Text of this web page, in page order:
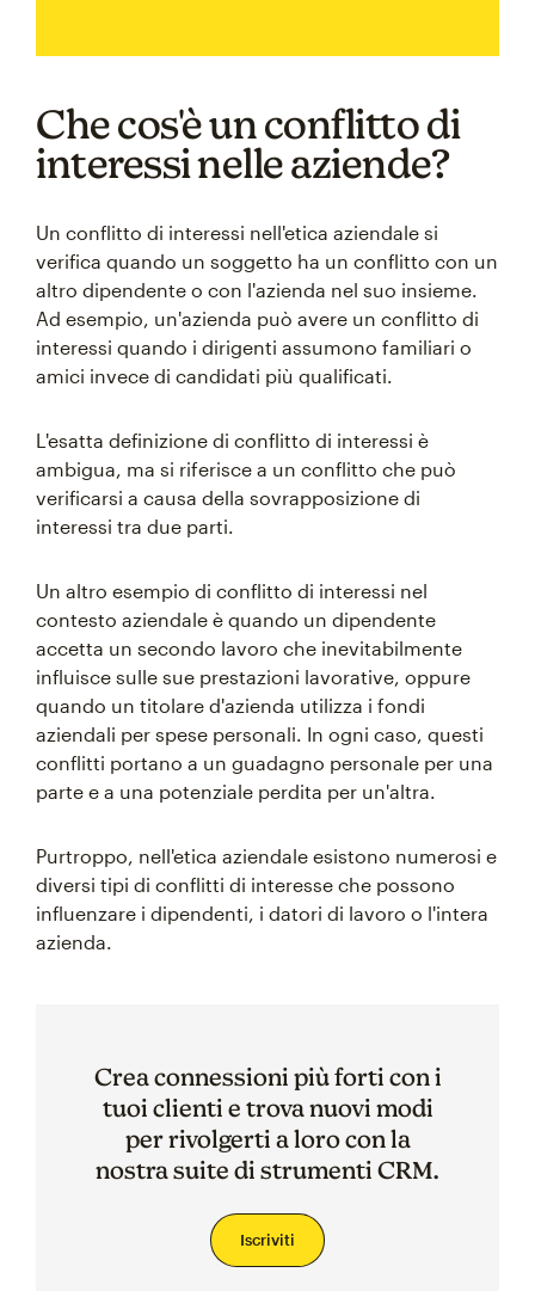
Che cos'è un conflitto di
interessi nelle aziende?
Un conflitto di interessi nell'etica aziendale si
verifica quando un soggetto ha un conflitto con un
altro dipendente o con l'azienda nel suo insieme.
Ad esempio, un'azienda può avere un conflitto di
interessi quando i dirigenti assumono familiari o
amici invece di candidati più qualificati.
L'esatta definizione di conflitto di interessi è
ambigua, ma si riferisce a un conflitto che può
verificarsi a causa della sovrapposizione di
interessi tra due parti.
Un altro esempio di conflitto di interessi nel
contesto aziendale è quando un dipendente
accetta un secondo lavoro che inevitabilmente
influisce sulle sue prestazioni lavorative, oppure
quando un titolare d'azienda utilizza i fondi
aziendali per spese personali. In ogni caso, questi
conflitti portano a un guadagno personale per una
parte e a una potenziale perdita per un'altra.
Purtroppo, nell'etica aziendale esistono numerosi e
diversi tipi di conflitti di interesse che possono
influenzare i dipendenti, i datori di lavoro o l'intera
azienda.
Crea connessioni più forti con i
tuoi clienti e trova nuovi modi
per rivolgerti a loro con la
nostra suite di strumenti CRM.
Iscriviti